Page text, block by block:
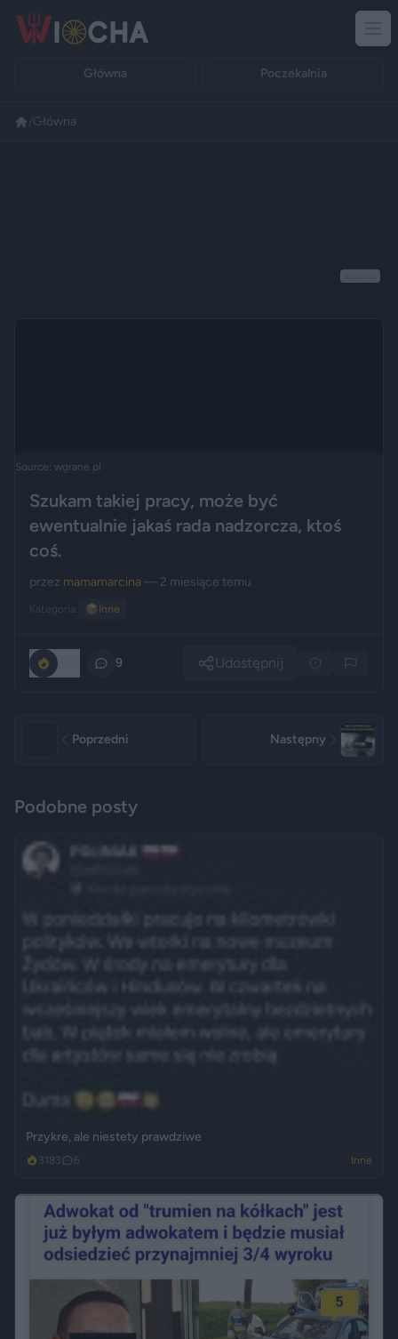
Główna Poczekalnia
Główna
Source: wgrane.pl
Szukam takiej pracy, może być
ewentualnie jakaś rada nadzorcza, ktoś
coś.
przez mamamarcina — 2 miesiące temu
Kategoria: 📦 Inne
9 Udostępnij
Poprzedni Następny
Podobne posty
Przykre, ale niestety prawdziwe
3183 6 Inne